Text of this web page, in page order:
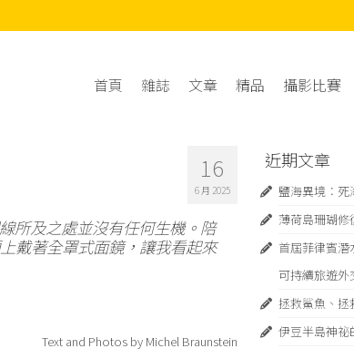
首頁 雜誌 文章 精品 攝影比賽
16
6 月 2025
所及之處並沒有任何生機。陪
戴著全罩式面鏡，讓我看起來
Text and Photos by Michel Braunstein
近期文章
鹽海異境：死
薄荷島珊瑚
首屆菲律賓
可持續旅遊外
拯救鯊魚、拯
伊豆半島神祕